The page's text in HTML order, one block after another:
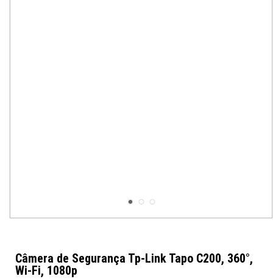
Câmera de Segurança Tp-Link Tapo C200, 360°,
Wi-Fi, 1080p